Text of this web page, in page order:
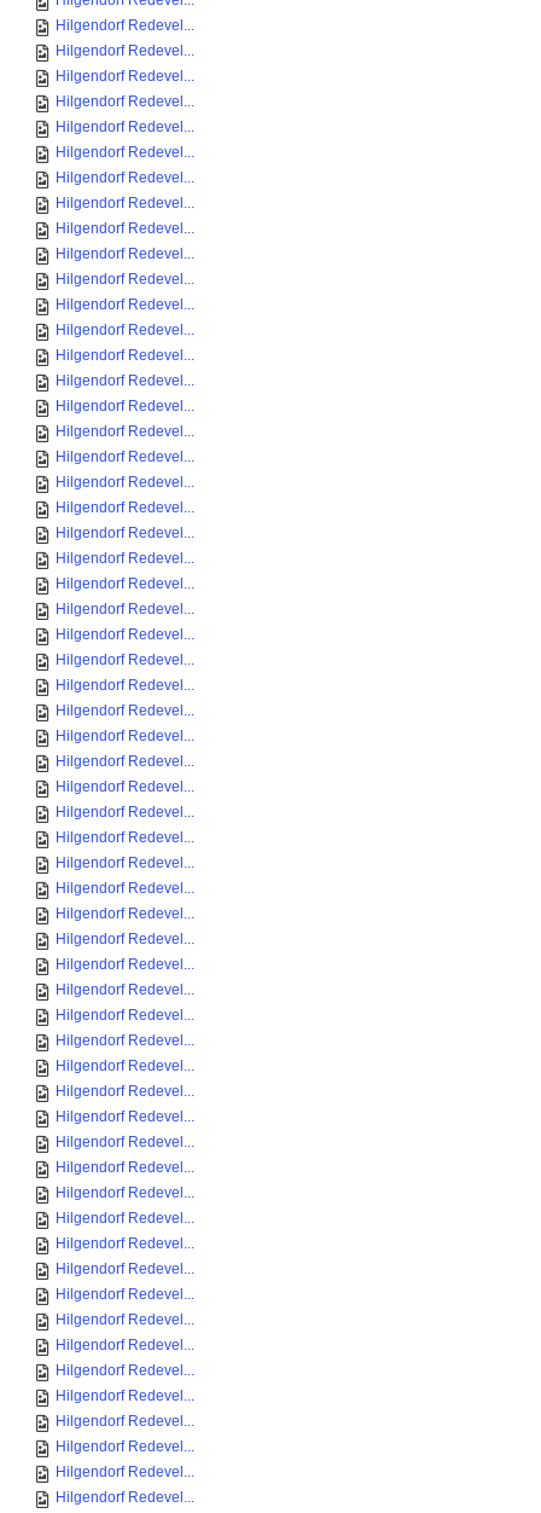
Hilgendorf Redevel...
Hilgendorf Redevel...
Hilgendorf Redevel...
Hilgendorf Redevel...
Hilgendorf Redevel...
Hilgendorf Redevel...
Hilgendorf Redevel...
Hilgendorf Redevel...
Hilgendorf Redevel...
Hilgendorf Redevel...
Hilgendorf Redevel...
Hilgendorf Redevel...
Hilgendorf Redevel...
Hilgendorf Redevel...
Hilgendorf Redevel...
Hilgendorf Redevel...
Hilgendorf Redevel...
Hilgendorf Redevel...
Hilgendorf Redevel...
Hilgendorf Redevel...
Hilgendorf Redevel...
Hilgendorf Redevel...
Hilgendorf Redevel...
Hilgendorf Redevel...
Hilgendorf Redevel...
Hilgendorf Redevel...
Hilgendorf Redevel...
Hilgendorf Redevel...
Hilgendorf Redevel...
Hilgendorf Redevel...
Hilgendorf Redevel...
Hilgendorf Redevel...
Hilgendorf Redevel...
Hilgendorf Redevel...
Hilgendorf Redevel...
Hilgendorf Redevel...
Hilgendorf Redevel...
Hilgendorf Redevel...
Hilgendorf Redevel...
Hilgendorf Redevel...
Hilgendorf Redevel...
Hilgendorf Redevel...
Hilgendorf Redevel...
Hilgendorf Redevel...
Hilgendorf Redevel...
Hilgendorf Redevel...
Hilgendorf Redevel...
Hilgendorf Redevel...
Hilgendorf Redevel...
Hilgendorf Redevel...
Hilgendorf Redevel...
Hilgendorf Redevel...
Hilgendorf Redevel...
Hilgendorf Redevel...
Hilgendorf Redevel...
Hilgendorf Redevel...
Hilgendorf Redevel...
Hilgendorf Redevel...
Hilgendorf Redevel...